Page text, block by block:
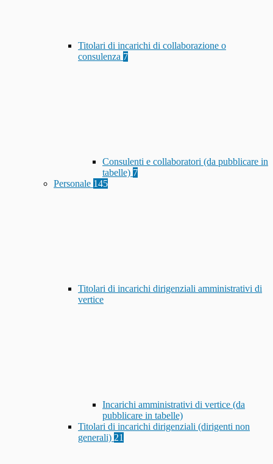
Titolari di incarichi di collaborazione o
consulenza 7
Consulenti e collaboratori (da pubblicare in
tabelle) 7
Personale 145
Titolari di incarichi dirigenziali amministrativi di
vertice
Incarichi amministrativi di vertice (da
pubblicare in tabelle)
Titolari di incarichi dirigenziali (dirigenti non
generali) 21